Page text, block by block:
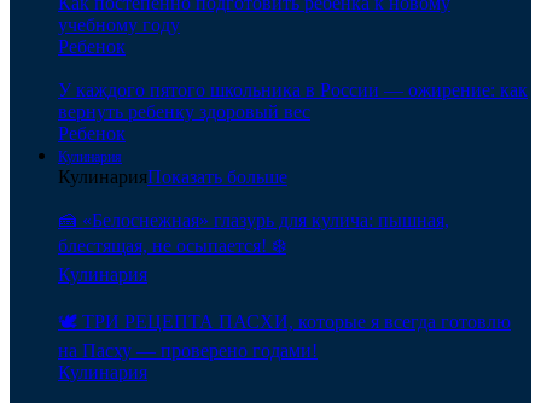
учебному году
Ребенок
У каждого пятого школьника в России — ожирение: как
вернуть ребенку здоровый вес
Ребенок
Кулинария
КулинарияПоказать больше
🍰 «Белоснежная» глазурь для кулича: пышная,
блестящая, не осыпается! ❄️
Кулинария
🕊️ ТРИ РЕЦЕПТА ПАСХИ, которые я всегда готовлю
на Пасху — проверено годами!
Кулинария